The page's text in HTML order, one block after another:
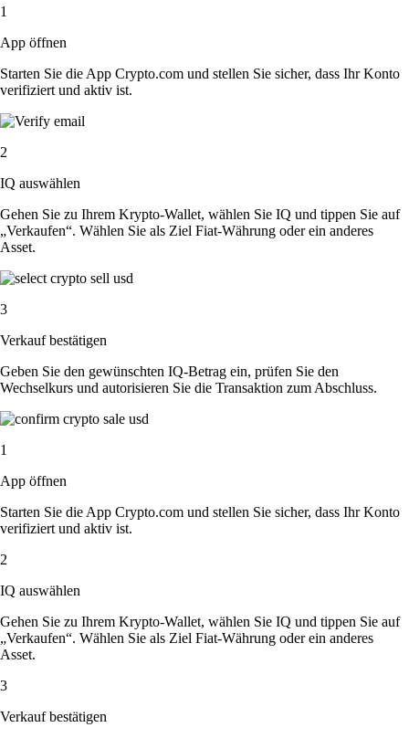
1
App öffnen
Starten Sie die App Crypto.com und stellen Sie sicher, dass Ihr Konto
verifiziert und aktiv ist.
2
IQ auswählen
Gehen Sie zu Ihrem Krypto-Wallet, wählen Sie IQ und tippen Sie auf
„Verkaufen“. Wählen Sie als Ziel Fiat-Währung oder ein anderes
Asset.
3
Verkauf bestätigen
Geben Sie den gewünschten IQ-Betrag ein, prüfen Sie den
Wechselkurs und autorisieren Sie die Transaktion zum Abschluss.
1
App öffnen
Starten Sie die App Crypto.com und stellen Sie sicher, dass Ihr Konto
verifiziert und aktiv ist.
2
IQ auswählen
Gehen Sie zu Ihrem Krypto-Wallet, wählen Sie IQ und tippen Sie auf
„Verkaufen“. Wählen Sie als Ziel Fiat-Währung oder ein anderes
Asset.
3
Verkauf bestätigen